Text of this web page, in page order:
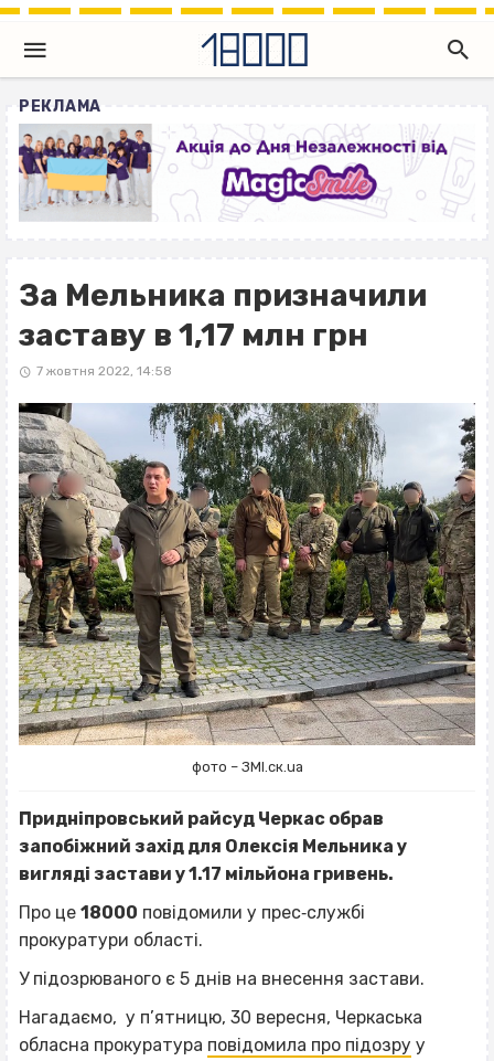
РЕКЛАМА
За Мельника призначили
заставу в 1,17 млн грн
7 жовтня 2022, 14:58
фото – ЗМІ.ск.ua
Придніпровський райсуд Черкас обрав
запобіжний захід для Олексія Мельника у
вигляді застави у 1.17 мільйона гривень.
Про це 18000 повідомили у прес‐службі
прокуратури області.
У підозрюваного є 5 днів на внесення застави.
Нагадаємо, у п’ятницю, 30 вересня, Черкаська
обласна прокуратура повідомила про підозру у